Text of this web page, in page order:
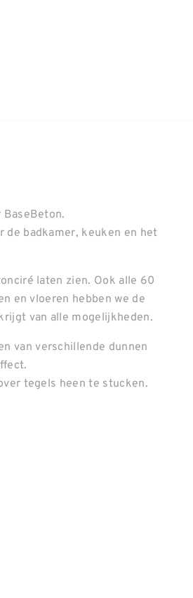
de badkamer, keuken en het
laten zien. Ook alle 60
en vloeren hebben we de
van alle mogelijkheden.
van verschillende dunnen
tegels heen te stucken.